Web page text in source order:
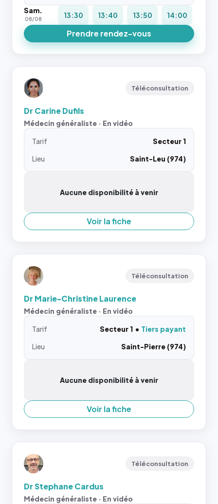
Sam.
08/08 13:30 13:40 13:50 14:00
Prendre rendez-vous
Téléconsultation
Dr Carine Dufils
Médecin généraliste · En vidéo
Tarif
Secteur 1
Lieu
Saint-Leu (974)
Aucune disponibilité à venir
Voir la fiche
Téléconsultation
Dr Marie-Christine Laurence
Médecin généraliste · En vidéo
Tarif Secteur 1
Tiers payant
Lieu
Saint-Pierre (974)
Aucune disponibilité à venir
Voir la fiche
Téléconsultation
Dr Stephane Cardus
Médecin généraliste · En vidéo